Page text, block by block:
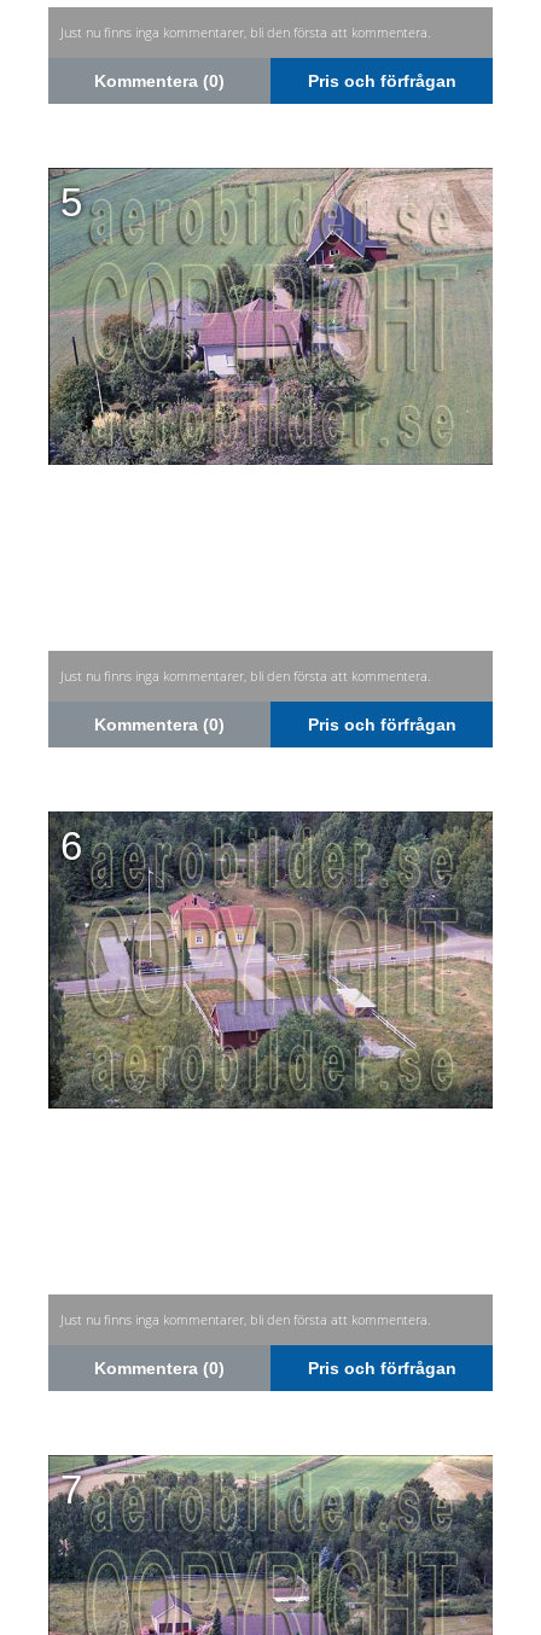
Just nu finns inga kommentarer, bli den första att kommentera.
Kommentera (0) Pris och förfrågan
5
Just nu finns inga kommentarer, bli den första att kommentera.
Kommentera (0) Pris och förfrågan
6
Just nu finns inga kommentarer, bli den första att kommentera.
Kommentera (0) Pris och förfrågan
7